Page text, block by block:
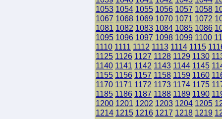
1053 1054 1055 1056 1057 1058
1067 1068 1069 1070 1071 1072
1081 1082 1083 1084 1085 1086
1095 1096 1097 1098 1099 1100
1110 1111 1112 1113 1114 1115
1125 1126 1127 1128 1129 1130
1140 1141 1142 1143 1144 1145
1155 1156 1157 1158 1159 1160
1170 1171 1172 1173 1174 1175
1185 1186 1187 1188 1189 1190
1200 1201 1202 1203 1204 1205
1214 1215 1216 1217 1218 1219